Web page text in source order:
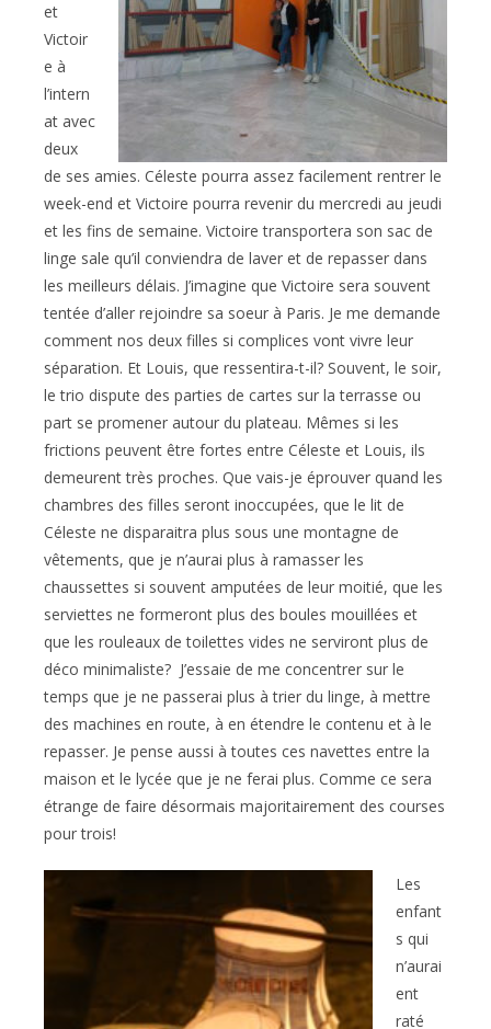
et
Victoir
e à
l’intern
at avec
deux
de ses amies. Céleste pourra assez facilement rentrer le
week-end et Victoire pourra revenir du mercredi au jeudi
et les fins de semaine. Victoire transportera son sac de
linge sale qu’il conviendra de laver et de repasser dans
les meilleurs délais. J’imagine que Victoire sera souvent
tentée d’aller rejoindre sa soeur à Paris. Je me demande
comment nos deux filles si complices vont vivre leur
séparation. Et Louis, que ressentira-t-il? Souvent, le soir,
le trio dispute des parties de cartes sur la terrasse ou
part se promener autour du plateau. Mêmes si les
frictions peuvent être fortes entre Céleste et Louis, ils
demeurent très proches. Que vais-je éprouver quand les
chambres des filles seront inoccupées, que le lit de
Céleste ne disparaitra plus sous une montagne de
vêtements, que je n’aurai plus à ramasser les
chaussettes si souvent amputées de leur moitié, que les
serviettes ne formeront plus des boules mouillées et
que les rouleaux de toilettes vides ne serviront plus de
déco minimaliste? J’essaie de me concentrer sur le
temps que je ne passerai plus à trier du linge, à mettre
des machines en route, à en étendre le contenu et à le
repasser. Je pense aussi à toutes ces navettes entre la
maison et le lycée que je ne ferai plus. Comme ce sera
étrange de faire désormais majoritairement des courses
pour trois!
Les
enfant
s qui
n’aurai
ent
raté